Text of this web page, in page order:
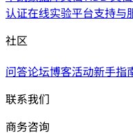
认证在线实验平台支持与
社区
问答论坛博客活动新手指
联系我们
商务咨询